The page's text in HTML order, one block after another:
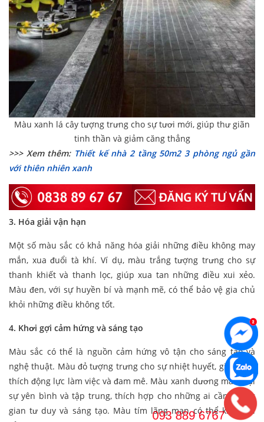
Màu xanh lá cây tượng trưng cho sự tươi mới, giúp thư giãn
tinh thần và giảm căng thẳng
>>> Xem thêm:Thiết kế nhà 2 tầng 50m2 3 phòng ngủ gần
với thiên nhiên xanh
3. Hóa giải vận hạn
Một số màu sắc có khả năng hóa giải những điều không may
mắn, xua đuổi tà khí. Ví dụ, màu trắng tượng trưng cho sự
thanh khiết và thanh lọc, giúp xua tan những điều xui xẻo.
Màu đen, với sự huyền bí và mạnh mẽ, có thể bảo vệ gia chủ
khỏi những điều không tốt.
4. Khơi gợi cảm hứng và sáng tạo
Màu sắc có thể là nguồn cảm hứng vô tận cho sáng tạo và
nghệ thuật. Màu đỏ tượng trưng cho sự nhiệt huyết, giúp kích
thích động lực làm việc và đam mê. Màu xanh dương mang lại
sự yên bình và tập trung, thích hợp cho những ai cần không
gian tư duy và sáng tạo. Màu tím lãng mạn có thể khơi gợi